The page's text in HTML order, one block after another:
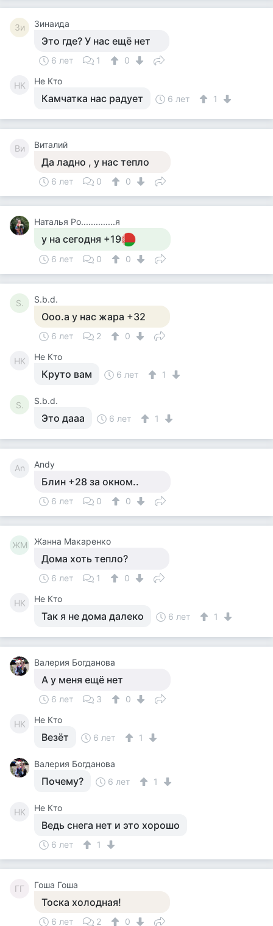
Зи Зинаида
Это где? У нас ещё нет
6 лет 1 0
НК Не Кто
Камчатка нас радует 6 лет 1
Ви Виталий
Да ладно , у нас тепло
6 лет 0 0
Наталья Ро..............я
у на сегодня +19
6 лет 0 0
S. S.b.d.
Ооо.а у нас жара +32
6 лет 2 0
НК Не Кто
Круто вам 6 лет 1
S. S.b.d.
Это дааа 6 лет 1
An Andy
Блин +28 за окном..
6 лет 0 0
ЖМ Жанна Макаренко
Дома хоть тепло?
6 лет 1 0
НК Не Кто
Так я не дома далеко 6 лет 1
Валерия Богданова
А у меня ещё нет
6 лет 3 0
НК Не Кто
Везёт 6 лет 1
Валерия Богданова
Почему? 6 лет 1
НК Не Кто
Ведь снега нет и это хорошо
6 лет 1
ГГ Гоша Гоша
Тоска холодная!
6 лет 2 0